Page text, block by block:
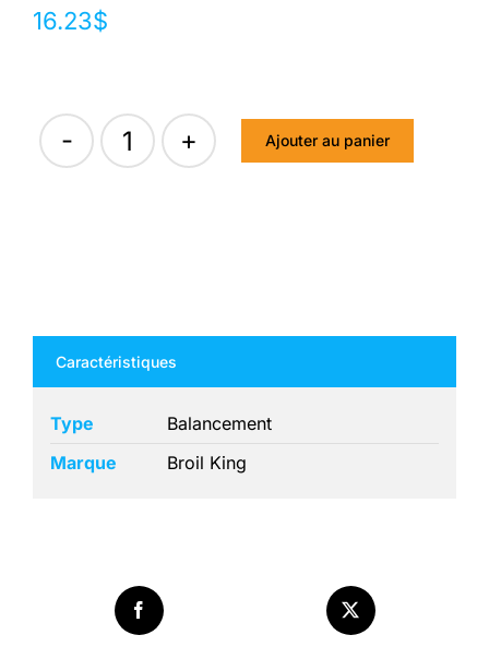
16.23$
quantité
Ajouter au panier
Caractéristiques
Type
Balancement
Marque
Broil King